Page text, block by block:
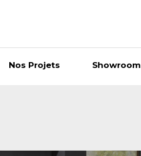
Nos Projets Showroom